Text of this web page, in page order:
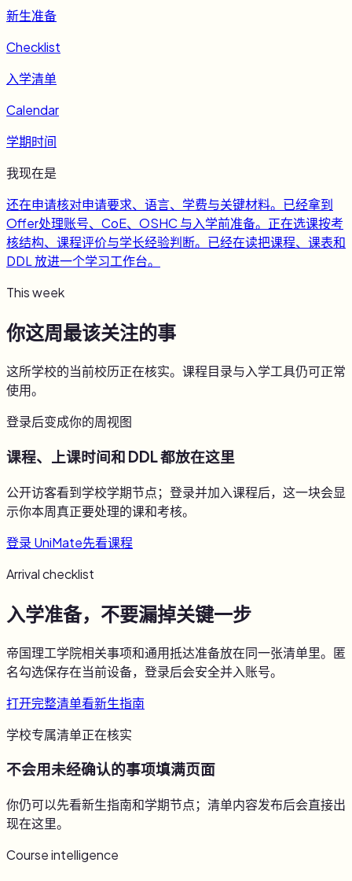
新生准备
Checklist
入学清单
Calendar
学期时间
我现在是
还在申请核对申请要求、语言、学费与关键材料。 已经拿到
Offer处理账号、CoE、OSHC 与入学前准备。 正在选课按考
核结构、课程评价与学长经验判断。 已经在读把课程、课表和
DDL 放进一个学习工作台。
This week
你这周最该关注的事
这所学校的当前校历正在核实。课程目录与入学工具仍可正常
使用。
登录后变成你的周视图
课程、上课时间和 DDL 都放在这里
公开访客看到学校学期节点；登录并加入课程后，这一块会显
示你本周真正要处理的课和考核。
登录 UniMate先看课程
Arrival checklist
入学准备，不要漏掉关键一步
帝国理工学院相关事项和通用抵达准备放在同一张清单里。匿
名勾选保存在当前设备，登录后会安全并入账号。
打开完整清单看新生指南
学校专属清单正在核实
不会用未经确认的事项填满页面
你仍可以先看新生指南和学期节点；清单内容发布后会直接出
现在这里。
Course intelligence